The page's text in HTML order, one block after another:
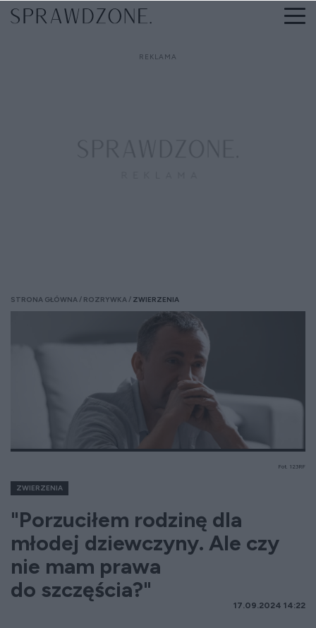
STRONA GŁÓWNA ROZRYWKA ZWIERZENIA
Fot. 123RF
ZWIERZENIA
"Porzuciłem rodzinę dla
młodej dziewczyny. Ale czy
nie mam prawa
do szczęścia?"
17.09.2024 14:22